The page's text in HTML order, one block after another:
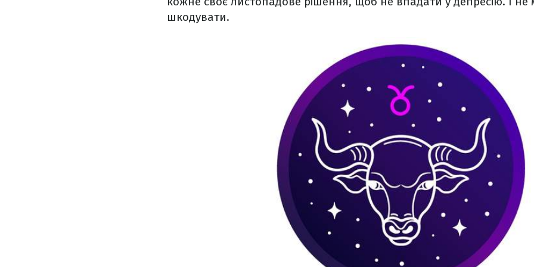
шкодувати.